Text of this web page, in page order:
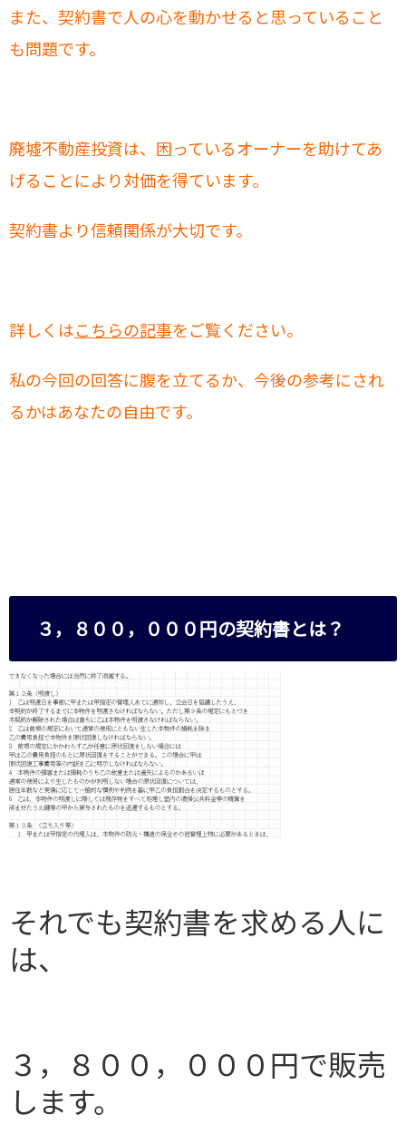
また、契約書で人の心を動かせると思っていること
も問題です。
廃墟不動産投資は、困っているオーナーを助けてあ
げることにより対価を得ています。
契約書より信頼関係が大切です。
詳しくはこちらの記事をご覧ください。
私の今回の回答に腹を立てるか、今後の参考にされ
るかはあなたの自由です。
３，８００，０００円の契約書とは？
それでも契約書を求める人に
は、
３，８００，０００円で販売
します。